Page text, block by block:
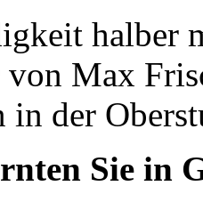
halber
von Max
in der
Sie in